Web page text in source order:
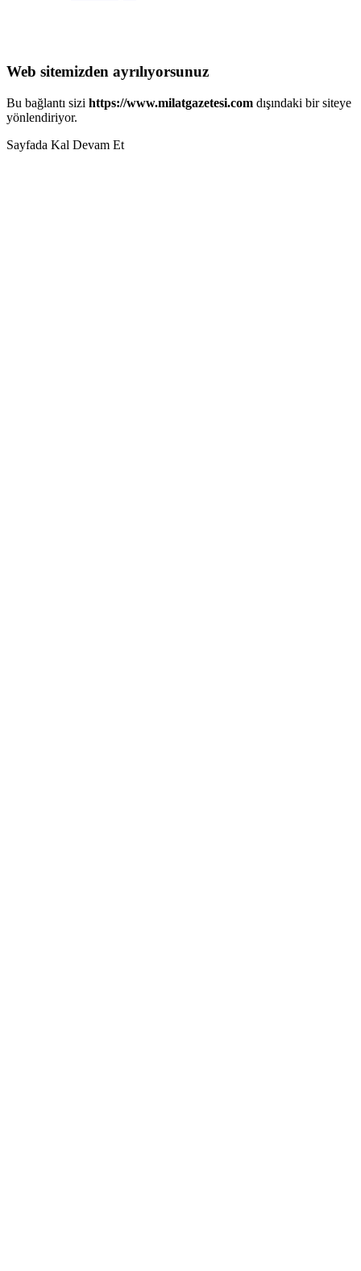
Web sitemizden ayrılıyorsunuz
Bu bağlantı sizi https://www.milatgazetesi.com dışındaki bir siteye
yönlendiriyor.
Sayfada Kal Devam Et